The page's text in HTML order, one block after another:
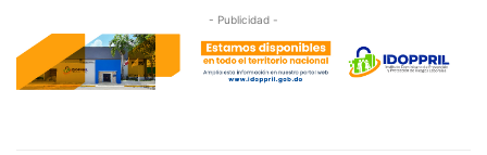
- Publicidad -